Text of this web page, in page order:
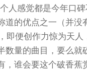
人感觉都是今年口
道的优点之一（并
即便创作力惊为天
量的曲目，要么就
，谁会要这个破香